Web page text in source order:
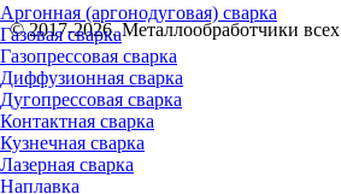
Аргонная (аргонодуговая) сварка
Газовая сварка
Газопрессовая сварка
Диффузионная сварка
Дугопрессовая сварка
Контактная сварка
Кузнечная сварка
Лазерная сварка
Наплавка
© 2017-2026. Металлообработчики